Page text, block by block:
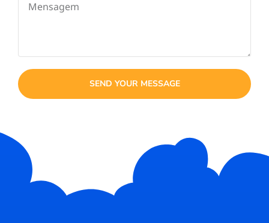
SEND YOUR MESSAGE